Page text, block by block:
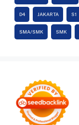
D4 JAKARTA S1
SMA/SMK SMK